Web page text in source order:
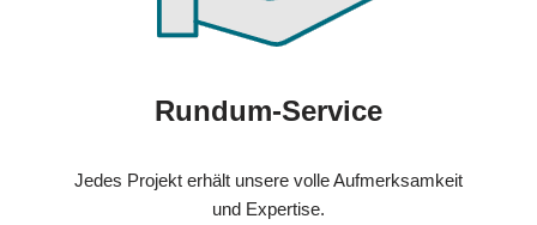
Rundum-Service
Jedes Projekt erhält unsere volle Aufmerksamkeit
und Expertise.